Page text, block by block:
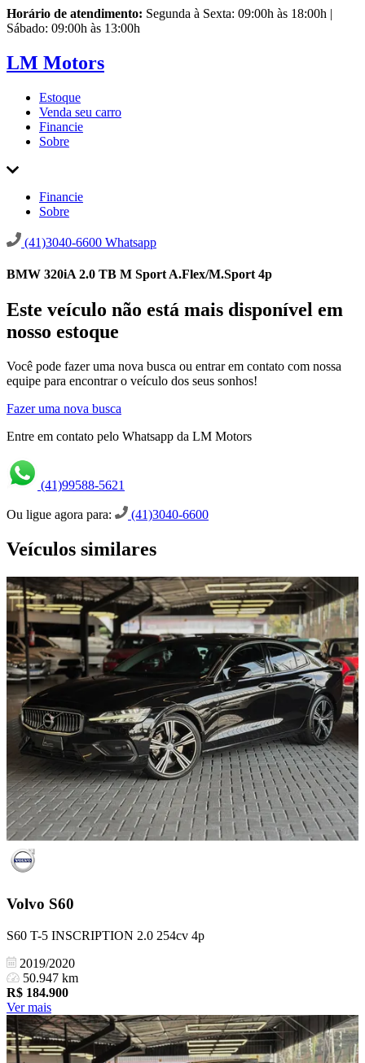
Horário de atendimento: Segunda à Sexta: 09:00h às 18:00h |
Sábado: 09:00h às 13:00h
LM Motors
Estoque
Venda seu carro
Financie
Sobre
Financie
Sobre
(41)3040-6600 Whatsapp
BMW 320iA 2.0 TB M Sport A.Flex/M.Sport 4p
Este veículo não está mais disponível em
nosso estoque
Você pode fazer uma nova busca ou entrar em contato com nossa
equipe para encontrar o veículo dos seus sonhos!
Fazer uma nova busca
Entre em contato pelo Whatsapp da LM Motors
(41)99588-5621
Ou ligue agora para: (41)3040-6600
Veículos similares
Volvo S60
S60 T-5 INSCRIPTION 2.0 254cv 4p
2019/2020
50.947 km
R$ 184.900
Ver mais